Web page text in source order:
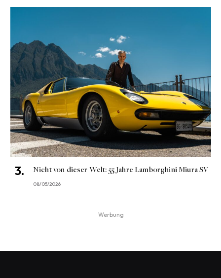
Nicht von dieser Welt: 55 Jahre Lamborghini Miura SV
08/05/2026
Werbung